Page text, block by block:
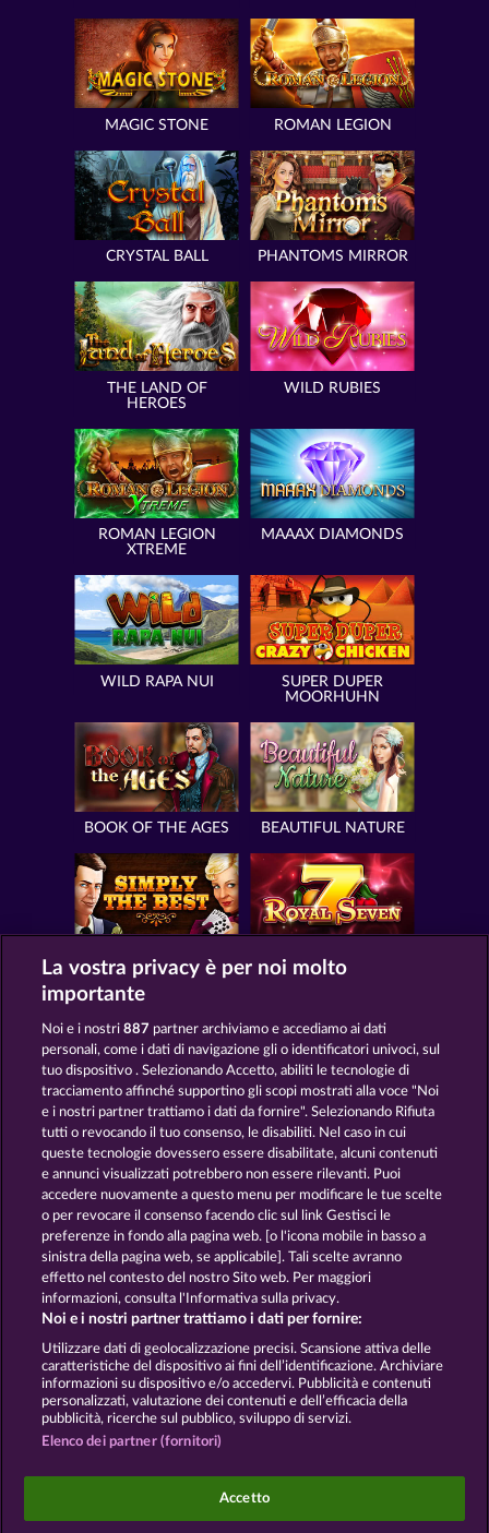
MAGIC STONE ROMAN LEGION
CRYSTAL BALL PHANTOMS MIRROR
THE LAND OF
HEROES
WILD RUBIES
ROMAN LEGION
XTREME
MAAAX DIAMONDS
WILD RAPA NUI
SUPER DUPER
MOORHUHN
BOOK OF THE AGES BEAUTIFUL NATURE
SIMPLY THE BEST ROYAL SEVEN
GOLDEN EI OF
MOORHUHN
FOREVER
DIAMONDS
Mostra tutti i giochi
Termini e condizioni
Informativa sulla privacy Note legali
Società FAQ
Invia richiesta di recesso
I giochi social da casinò sono volti esclusivamente
all'intrattenimento e non esercitano alcuna
La vostra privacy è per noi molto
importante
Noi e i nostri887 partner archiviamo e accediamo ai dati
personali, come i dati di navigazione gli o identificatori univoci, sul
tuo dispositivo . Selezionando Accetto, abiliti le tecnologie di
tracciamento affinché supportino gli scopi mostrati alla voce "Noi
e i nostri partner trattiamo i dati da fornire". Selezionando Rifiuta
tutti o revocando il tuo consenso, le disabiliti. Nel caso in cui
queste tecnologie dovessero essere disabilitate, alcuni contenuti
e annunci visualizzati potrebbero non essere rilevanti. Puoi
accedere nuovamente a questo menu per modificare le tue scelte
o per revocare il consenso facendo clic sul link Gestisci le
preferenze in fondo alla pagina web. [o l'icona mobile in basso a
sinistra della pagina web, se applicabile]. Tali scelte avranno
effetto nel contesto del nostro Sito web. Per maggiori
informazioni, consulta l'Informativa sulla privacy.
Noi e i nostri partner trattiamo i dati per fornire:
Utilizzare dati di geolocalizzazione precisi. Scansione attiva delle
caratteristiche del dispositivo ai fini dell’identificazione. Archiviare
informazioni su dispositivo e/o accedervi. Pubblicità e contenuti
personalizzati, valutazione dei contenuti e dell’efficacia della
pubblicità, ricerche sul pubblico, sviluppo di servizi.
Elenco dei partner (fornitori)
Accetto